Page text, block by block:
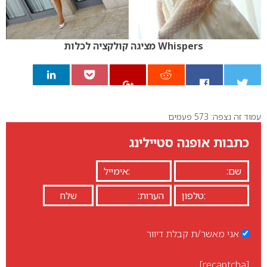
Whispers מציגה קולקציה לכלות
0
עמוד זה נצפה: 573 פעמים
כתבות אופנה סטיילינג
אני מאשר/ת קבלת דיוור